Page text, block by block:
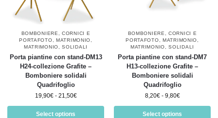
BOMBONIERE ,CORNICI E
PORTAFOTO
MATRIMONIO
MATRIMONIO ,SOLIDALI
Porta piantine con stand-DM13
H24-collezione Grafite –
Bomboniere solidali
Quadrifoglio
19,90€ - 21,50€
Select options
BOMBONIERE ,CORNICI E
PORTAFOTO
MATRIMONIO
MATRIMONIO ,SOLIDALI
Porta piantine con stand-DM7
H13-collezione Grafite –
Bomboniere solidali
Quadrifoglio
8,20€ - 9,80€
Select options